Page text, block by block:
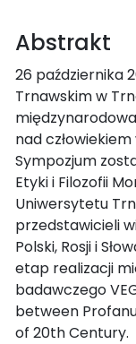
Abstrakt
26 października
Trnawskim w
nad
Sympozjum
Etyki i Filozofii
Uniwersytetu
przedstawicieli
Polski, Rosji i
etap realizacji
badawczego
between
of 20th Century.